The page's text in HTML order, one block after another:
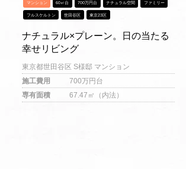
マンション 60㎡台 700万円台 ナチュラル空間 ファミリー
フルスケルトン 世田谷区 東京23区
ナチュラル×プレーン。日の当たる
幸せリビング
東京都世田谷区 S様邸 マンション
施工費用
700万円台
専有面積
67.47㎡（内法）